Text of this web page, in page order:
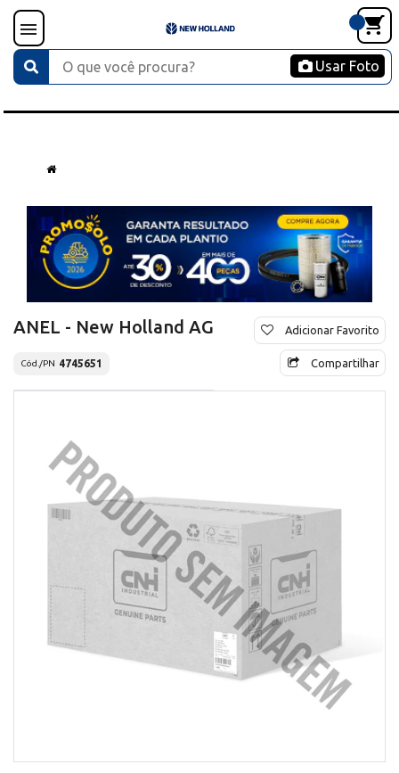
Usar Foto
ANEL - New Holland AG
Cód./PN 4745651
Adicionar Favorito
Compartilhar